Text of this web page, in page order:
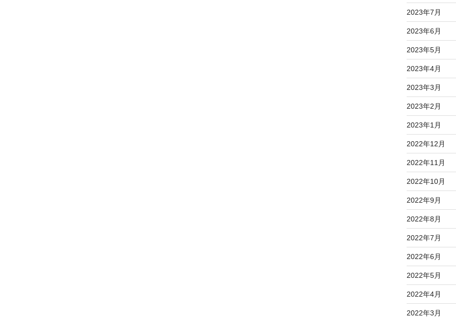
2023年7月
2023年6月
2023年5月
2023年4月
2023年3月
2023年2月
2023年1月
2022年12月
2022年11月
2022年10月
2022年9月
2022年8月
2022年7月
2022年6月
2022年5月
2022年4月
2022年3月